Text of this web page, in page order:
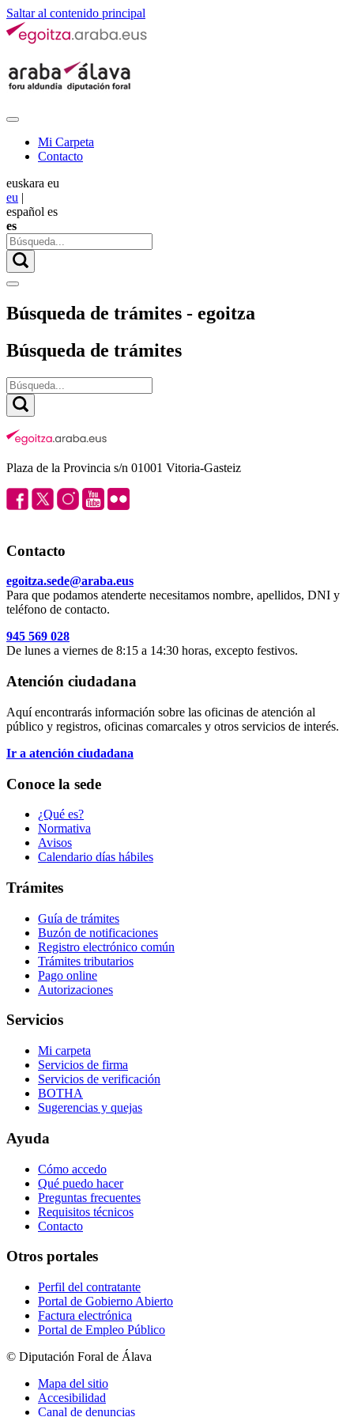
Saltar al contenido principal
Mi Carpeta
Contacto
euskara eu
eu |
español es
es
Búsqueda de trámites - egoitza
Búsqueda de trámites
Plaza de la Provincia s/n 01001 Vitoria-Gasteiz
Contacto
egoitza.sede@araba.eus
Para que podamos atenderte necesitamos nombre, apellidos, DNI y
teléfono de contacto.
945 569 028
De lunes a viernes de 8:15 a 14:30 horas, excepto festivos.
Atención ciudadana
Aquí encontrarás información sobre las oficinas de atención al
público y registros, oficinas comarcales y otros servicios de interés.
Ir a atención ciudadana
Conoce la sede
¿Qué es?
Normativa
Avisos
Calendario días hábiles
Trámites
Guía de trámites
Buzón de notificaciones
Registro electrónico común
Trámites tributarios
Pago online
Autorizaciones
Servicios
Mi carpeta
Servicios de firma
Servicios de verificación
BOTHA
Sugerencias y quejas
Ayuda
Cómo accedo
Qué puedo hacer
Preguntas frecuentes
Requisitos técnicos
Contacto
Otros portales
Perfil del contratante
Portal de Gobierno Abierto
Factura electrónica
Portal de Empleo Público
© Diputación Foral de Álava
Mapa del sitio
Accesibilidad
Canal de denuncias